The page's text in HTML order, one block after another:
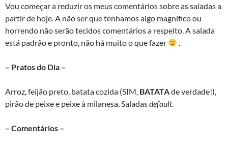
Vou começar a reduzir os meus comentários sobre as saladas a
partir de hoje. A não ser que tenhamos algo magnífico ou
horrendo não serão tecidos comentários a respeito. A salada
está padrão e pronto, não há muito o que fazer
.
– Pratos do Dia –
Arroz, feijão preto, batata cozida (SIM, BATATAde verdade!),
pirão de peixe e peixe à milanesa. Saladasdefault.
– Comentários –